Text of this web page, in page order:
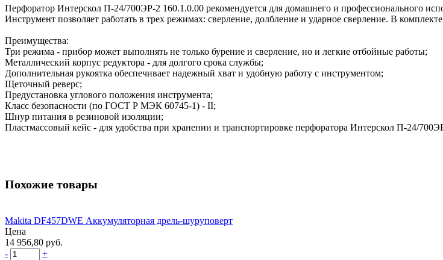
Перфоратор Интерскол П-24/700ЭР-2 160.1.0.00 рекомендуется для домашнего и профессионального
Инструмент позволяет работать в трех режимах: сверление, долбление и ударное сверление. В
Преимущества:
Три режима - прибор может выполнять не только бурение и сверление, но и легкие отбойные работы;
Металлический корпус редуктора - для долгого срока службы;
Дополнительная рукоятка обеспечивает надежный хват и удобную работу с инструментом;
Щеточный реверс;
Предустановка углового положения инструмента;
Класс безопасности (по ГОСТ Р МЭК 60745-1) - II;
Шнур питания в резиновой изоляции;
Пластмассовый кейс - для удобства при хранении и транспортировке перфоратора Интерскол П-24/
Похожие товары
Makita DF457DWE Аккумуляторная дрель-шуруповерт
Цена
14 956,80 руб.
-
+